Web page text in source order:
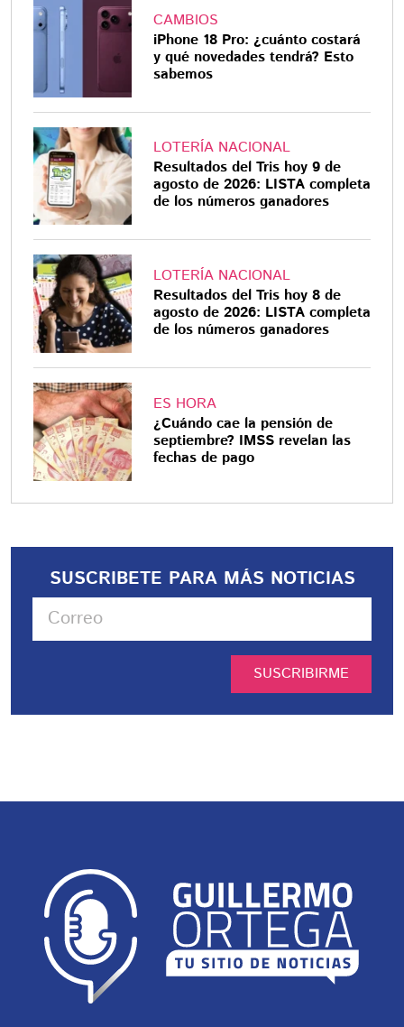
CAMBIOS
iPhone 18 Pro: ¿cuánto costará
y qué novedades tendrá? Esto
sabemos
LOTERÍA NACIONAL
Resultados del Tris hoy 9 de
agosto de 2026: LISTA completa
de los números ganadores
LOTERÍA NACIONAL
Resultados del Tris hoy 8 de
agosto de 2026: LISTA completa
de los números ganadores
ES HORA
¿Cuándo cae la pensión de
septiembre? IMSS revelan las
fechas de pago
SUSCRIBETE PARA MÁS NOTICIAS
SUSCRIBIRME